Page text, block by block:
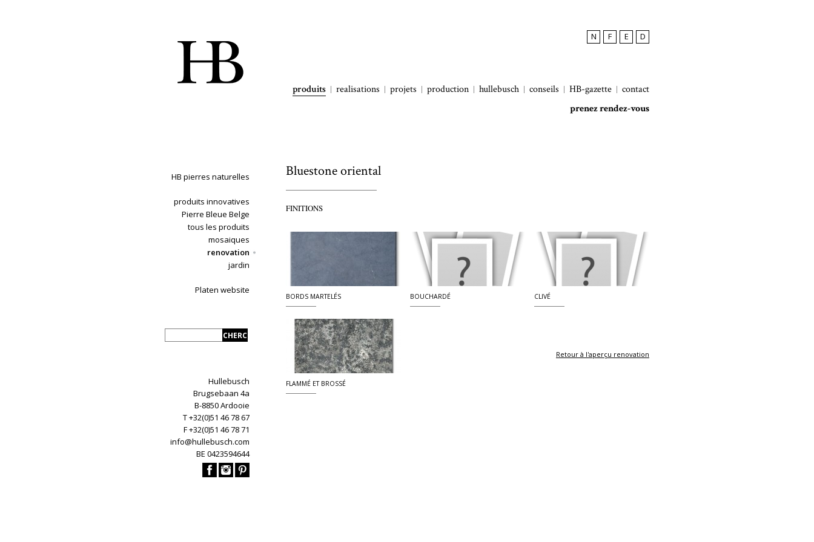
N F E D
produits realisations projets production hullebusch conseils HB-gazette
contact
prenez rendez-vous
HB pierres naturelles
produits innovatives
Pierre Bleue Belge
tous les produits
mosaiques
renovation
jardin
Platen website
Hullebusch
Brugsebaan 4a
B-8850 Ardooie
T +32(0)51 46 78 67
F +32(0)51 46 78 71
info@hullebusch.com
BE 0423594644
Bluestone oriental
FINITIONS
BORDS MARTELÉS BOUCHARDÉ CLIVÉ
FLAMMÉ ET BROSSÉ
Retour à l'aperçu renovation